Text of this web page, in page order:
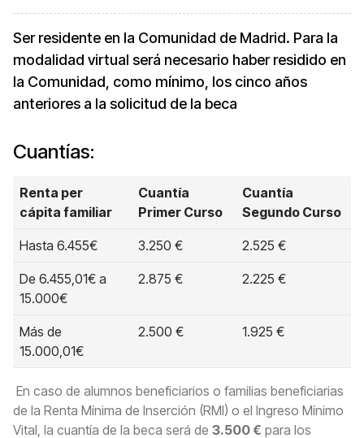
Ser residente en la Comunidad de Madrid. Para la
modalidad virtual será necesario haber residido en
la Comunidad, como mínimo, los cinco años
anteriores a la solicitud de la beca
Cuantías:
Renta per
cápita familiar
Cuantía
Primer Curso
Cuantía
Segundo Curso
Hasta 6.455€ 3.250 € 2.525 €
De 6.455,01€ a
15.000€
2.875 € 2.225 €
Más de
15.000,01€
2.500 € 1.925 €
En caso de alumnos beneficiarios o familias beneficiarias
de la Renta Mínima de Inserción (RMI) o el Ingreso Mínimo
Vital, la cuantía de la beca será de 3.500 € para los